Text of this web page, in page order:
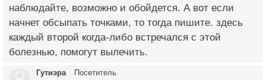
наблюдайте, возможно и обойдется. А вот если
начнет обсыпать точками, то тогда пишите. здесь
каждый второй когда-либо встречался с этой
болезнью, помогут вылечить.
Гутиэра Посетитель